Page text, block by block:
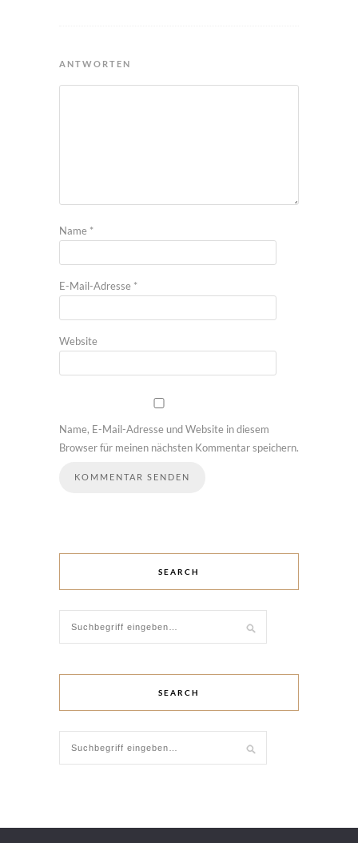
ANTWORTEN
Name *
E-Mail-Adresse *
Website
Name, E-Mail-Adresse und Website in diesem
Browser für meinen nächsten Kommentar speichern.
SEARCH
SEARCH